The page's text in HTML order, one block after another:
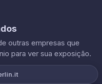
outras empresas que
para ver sua exposição.